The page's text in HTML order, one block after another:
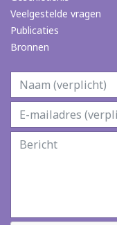
Veelgestelde vragen
Publicaties
Bronnen